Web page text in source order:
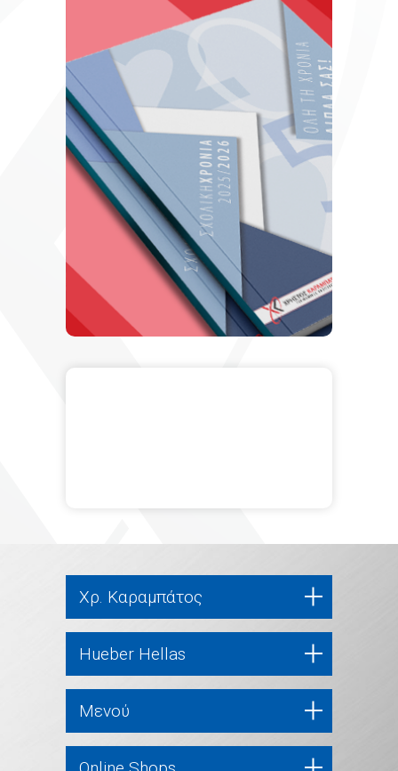
Χρ. Καραμπάτος
Hueber Hellas
Μενού